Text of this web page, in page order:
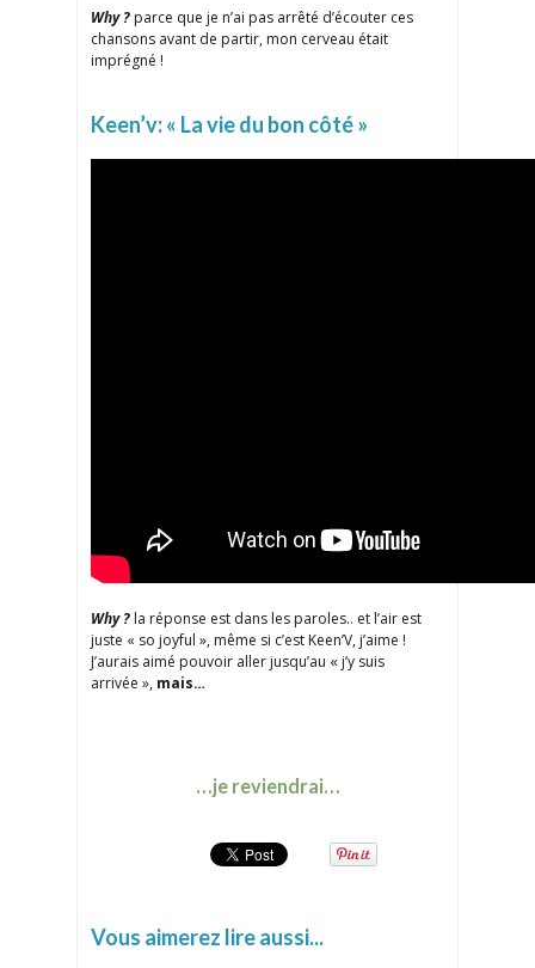
Why ? parce que je n’ai pas arrêté d’écouter ces
chansons avant de partir, mon cerveau était
imprégné !
Keen’v: « La vie du bon côté »
Why ? la réponse est dans les paroles.. et l’air est
juste « so joyful », même si c’est Keen’V, j’aime !
J’aurais aimé pouvoir aller jusqu’au « j’y suis
arrivée », mais…
…je reviendrai…
Vous aimerez lire aussi...